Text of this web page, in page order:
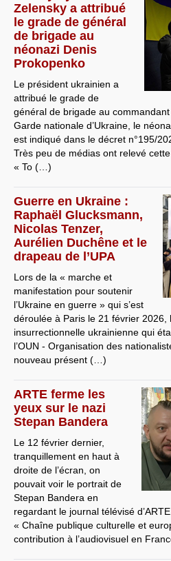
Zelensky a attribué
le grade de général
de brigade au
néonazi Denis
Prokopenko
Le président ukrainien a
attribué le grade de
général de brigade au
Garde nationale d’Ukraine, le
est indiqué dans le décret n°195/
Très peu de médias ont relevé cette
« To (…)
Guerre en Ukraine :
Raphaël Glucksmann,
Nicolas Tenzer,
Aurélien Duchêne et le
drapeau de l’UPA
Lors de la « marche et
manifestation pour soutenir
l’Ukraine en guerre » qui s’est
déroulée à Paris le 21 février 2026,
insurrectionnelle ukrainienne qui
l’OUN - Organisation des
nouveau présent (…)
ARTE ferme les
yeux sur le nazi
Stepan Bandera
Le 12 février dernier,
tranquillement en haut à
droite de l’écran, on
pouvait voir le portrait de
Stepan Bandera en
regardant le journal télévisé
« Chaîne publique culturelle et
contribution à l’audiovisuel en